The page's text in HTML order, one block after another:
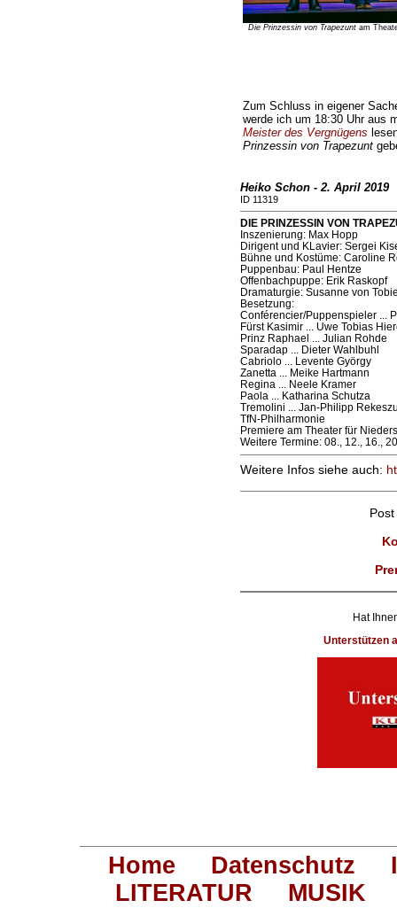
Die Prinzessin von Trapezunt am
Zum Schluss in eigener
werde ich um 18:30 Uhr aus
Meister des Vergnügens
Prinzessin von Trapezunt
Heiko Schon - 2. April 2019
ID 11319
DIE PRINZESSIN VON
Inszenierung: Max Hopp
Dirigent und KLavier: Sergei
Bühne und Kostüme: Caroline
Puppenbau: Paul Hentze
Offenbachpuppe: Erik Raskopf
Dramaturgie: Susanne von
Besetzung:
Conférencier/Puppenspieler ...
Fürst Kasimir ... Uwe Tobias
Prinz Raphael ... Julian Rohde
Sparadap ... Dieter Wahlbuhl
Cabriolo ... Levente György
Zanetta ... Meike Hartmann
Regina ... Neele Kramer
Paola ... Katharina Schutza
Tremolini ... Jan-Philipp
TfN-Philharmonie
Premiere am Theater für
Weitere Termine: 08., 12., 16.,
Weitere Infos siehe auch:
Hat
Unterstützen
Home Datenschutz
LITERATUR
MUSIK